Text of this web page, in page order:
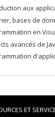
aux
bases de
en
avancés de
ET